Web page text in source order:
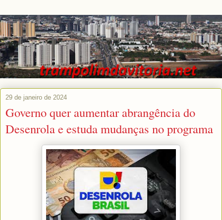
29 de janeiro de 2024
Governo quer aumentar abrangência do
Desenrola e estuda mudanças no programa